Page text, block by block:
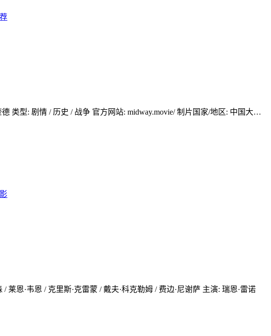
类型: 剧情 / 历史 / 战争 官方网站: midway.movie/ 制片国家/地区: 中国大…
莱恩·韦恩 / 克里斯·克雷蒙 / 戴夫·科克勒姆 / 费边·尼谢萨 主演: 瑞恩·雷诺